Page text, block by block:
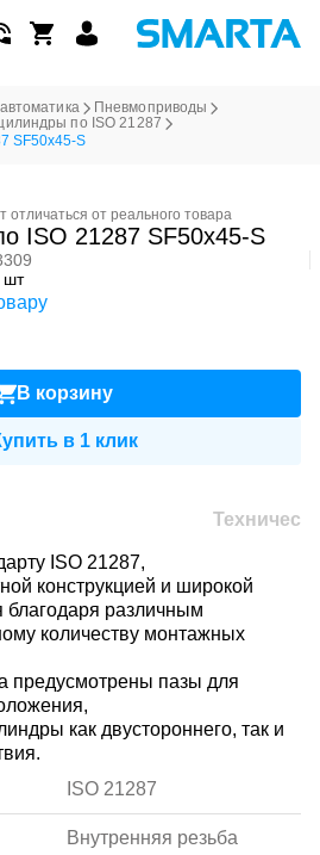
Пневмоприводы
по ISO 21287
SF50x45-S
отличаться от реального товара
ISO 21287 SF50x45-S
шт
В корзину
в 1 клик
ISO 21287,
конструкцией и широкой
различным
количеству монтажных
предусмотрены пазы для
как двустороннего, так и
ISO 21287
Внутренняя резьба